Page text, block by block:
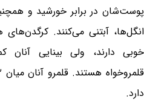
پوست‌شان در برابر خورشید و
انگل‌ها، آبتنی می‌کنند.
خوبی دارند، ولی بینایی
دارد.